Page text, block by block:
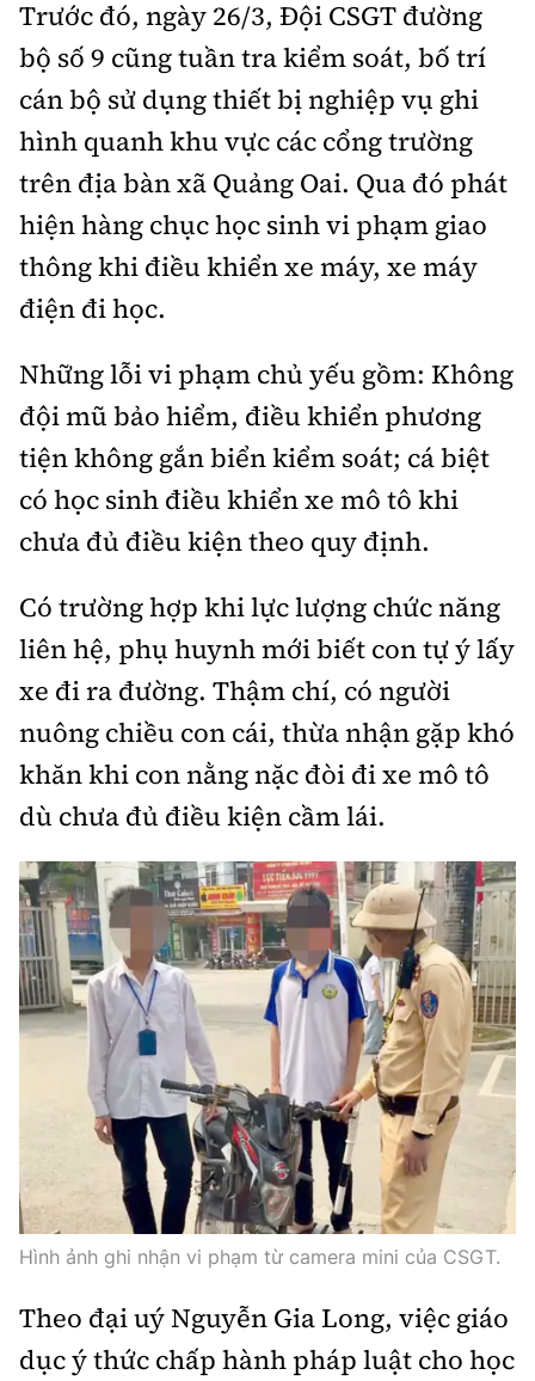
Trước đó, ngày 26/3, Đội CSGT đường
bộ số 9 cũng tuần tra kiểm soát, bố trí
cán bộ sử dụng thiết bị nghiệp vụ ghi
hình quanh khu vực các cổng trường
trên địa bàn xã Quảng Oai. Qua đó phát
hiện hàng chục học sinh vi phạm giao
thông khi điều khiển xe máy, xe máy
điện đi học.
Những lỗi vi phạm chủ yếu gồm: Không
đội mũ bảo hiểm, điều khiển phương
tiện không gắn biển kiểm soát; cá biệt
có học sinh điều khiển xe mô tô khi
chưa đủ điều kiện theo quy định.
Có trường hợp khi lực lượng chức năng
liên hệ, phụ huynh mới biết con tự ý lấy
xe đi ra đường. Thậm chí, có người
nuông chiều con cái, thừa nhận gặp khó
khăn khi con nằng nặc đòi đi xe mô tô
dù chưa đủ điều kiện cầm lái.
Hình ảnh ghi nhận vi phạm từ camera mini của CSGT.
Theo đại uý Nguyễn Gia Long, việc giáo
dục ý thức chấp hành pháp luật cho học